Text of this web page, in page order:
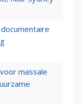
massale